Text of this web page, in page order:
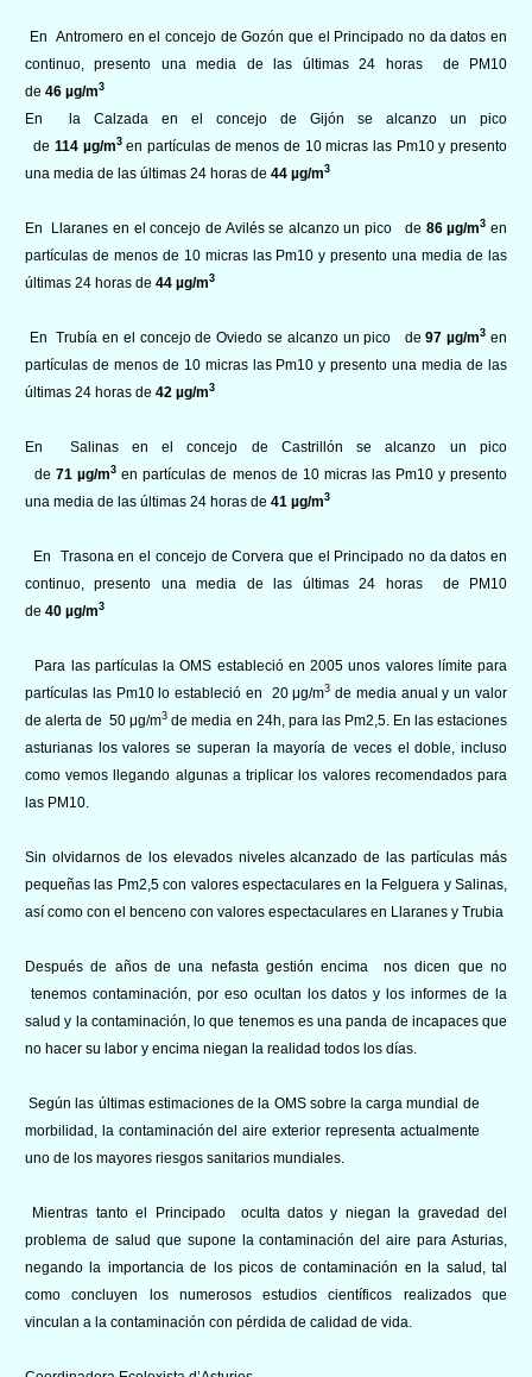
En Antromero en el concejo de Gozón que el Principado no da datos en
continuo, presento una media de las últimas 24 horas de PM10
de 46 µg/m3
En la Calzada en el concejo de Gijón se alcanzo un pico
de 114 µg/m3en partículas de menos de 10 micras las Pm10 y presento
una media de las últimas 24 horas de 44 µg/m3
En Llaranes en el concejo de Avilés se alcanzo un pico de 86 µg/m3en
partículas de menos de 10 micras las Pm10 y presento una media de las
últimas 24 horas de 44 µg/m3
En Trubía en el concejo de Oviedo se alcanzo un pico de97 µg/m3en
partículas de menos de 10 micras las Pm10 y presento una media de las
últimas 24 horas de 42 µg/m3
En Salinas en el concejo de Castrillón se alcanzo un pico
de71 µg/m3en partículas de menos de 10 micras las Pm10 y presento
una media de las últimas 24 horas de 41 µg/m3
En Trasona en el concejo de Corvera que el Principado no da datos en
continuo, presento una media de las últimas 24 horas de PM10
de 40 µg/m3
Para las partículas la OMS estableció en 2005 unos valores límite para
partículas las Pm10 lo estableció en 20 μg/m3 de media anual y un valor
de alerta de 50 μg/m3 de media en 24h, para las Pm2,5. En las estaciones
asturianas los valores se superan la mayoría de veces el doble, incluso
como vemos llegando algunas a triplicar los valores recomendados para
las PM10.
Sin olvidarnos de los elevados niveles alcanzado de las partículas más
pequeñas las Pm2,5 con valores espectaculares en la Felguera y Salinas,
así como con el benceno con valores espectaculares en Llaranes y Trubia
Después de años de una nefasta gestión encima nos dicen que no
tenemos contaminación, por eso ocultan los datos y los informes de la
salud y la contaminación, lo que tenemos es una panda de incapaces que
no hacer su labor y encima niegan la realidad todos los días.
Según las últimas estimaciones de la OMS sobre la carga mundial de
morbilidad, la contaminación del aire exterior representa actualmente
uno de los mayores riesgos sanitarios mundiales.
Mientras tanto el Principado oculta datos y niegan la gravedad del
problema de salud que supone la contaminación del aire para Asturias,
negando la importancia de los picos de contaminación en la salud, tal
como concluyen los numerosos estudios científicos realizados que
vinculan a la contaminación con pérdida de calidad de vida.